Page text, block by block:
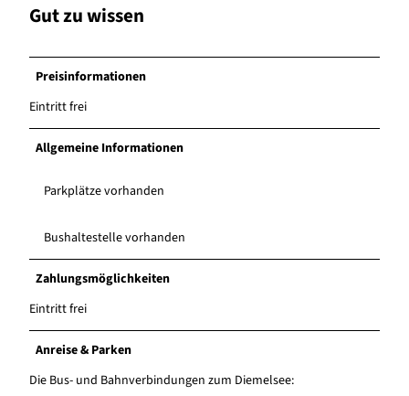
Gut zu wissen
Preisinformationen
Eintritt frei
Allgemeine Informationen
Parkplätze vorhanden
Bushaltestelle vorhanden
Zahlungsmöglichkeiten
Eintritt frei
Anreise & Parken
Die Bus- und Bahnverbindungen zum Diemelsee: